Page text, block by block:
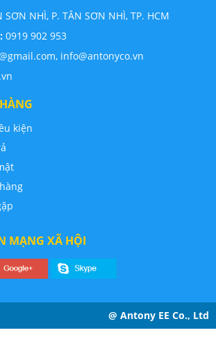
SƠN NHÌ, P. TÂN SƠN NHÌ, TP. HCM
0919 902 953
info@antonyco.vn
kiện
MẠNG XÃ HỘI
@ Antony EE Co., Ltd